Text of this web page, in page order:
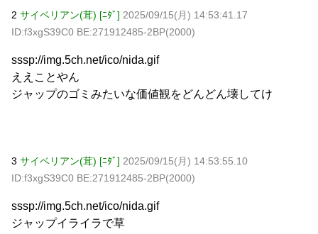
2 サイベリアン(茸) [ﾆﾀﾞ] 2025/09/15(月) 14:53:41.17
ID:f3xgS39C0 BE:271912485-2BP(2000)
sssp://img.5ch.net/ico/nida.gif
ええことやん
ジャップのゴミみたいな価値観をどんどん壊してけ
3 サイベリアン(茸) [ﾆﾀﾞ] 2025/09/15(月) 14:53:55.10
ID:f3xgS39C0 BE:271912485-2BP(2000)
sssp://img.5ch.net/ico/nida.gif
ジャップイライラで草